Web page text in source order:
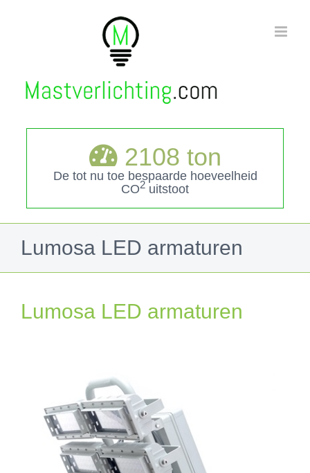
2108 ton
De tot nu toe bespaarde hoeveelheid
CO2 uitstoot
Lumosa LED armaturen
Lumosa LED armaturen